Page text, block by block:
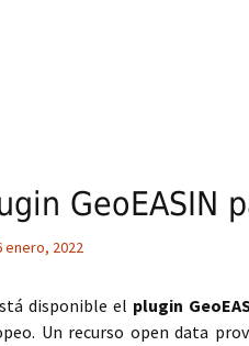
GeoEASIN
enero, 2022
disponible el plugin
Un recurso open data